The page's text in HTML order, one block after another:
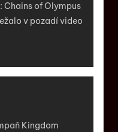
Chains of Olympus
v pozadí video
Kingdom